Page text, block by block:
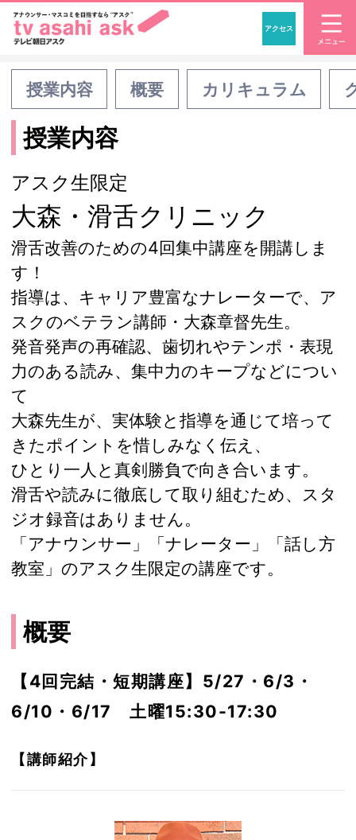
「アナウンサー・マ
アクセス
授業内容 概要 カリキュラム
授業内容
アスク生限定
大森・滑舌クリニック
滑舌改善のための4回集中講座を開講しま
す！
指導は、キャリア豊富なナレーターで、ア
スクのベテラン講師・大森章督先生。
発音発声の再確認、歯切れやテンポ・表現
力のある読み、集中力のキープなどについ
て
大森先生が、実体験と指導を通じて培って
きたポイントを惜しみなく伝え、
ひとり一人と真剣勝負で向き合います。
滑舌や読みに徹底して取り組むため、スタ
ジオ録音はありません。
「アナウンサー」「ナレーター」「話し方
教室」のアスク生限定の講座です。
概要
【4回完結・短期講座】5/27・6/3・
6/10・6/17 土曜15:30-17:30
【講師紹介】